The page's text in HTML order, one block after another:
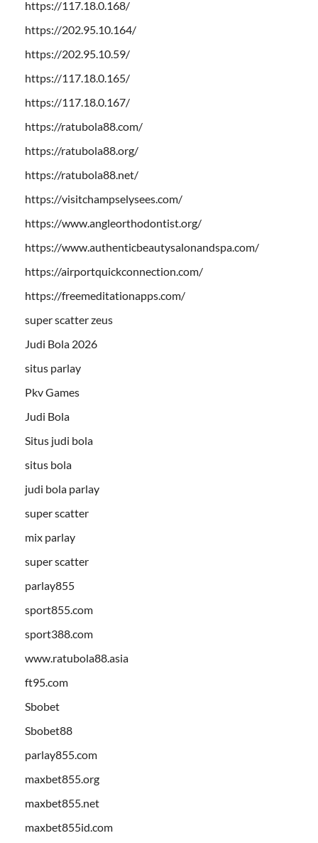
https://117.18.0.168/
https://202.95.10.164/
https://202.95.10.59/
https://117.18.0.165/
https://117.18.0.167/
https://ratubola88.com/
https://ratubola88.org/
https://ratubola88.net/
https://visitchampselysees.com/
https://www.angleorthodontist.org/
https://www.authenticbeautysalonandspa.com/
https://airportquickconnection.com/
https://freemeditationapps.com/
super scatter zeus
Judi Bola 2026
situs parlay
Pkv Games
Judi Bola
Situs judi bola
situs bola
judi bola parlay
super scatter
mix parlay
super scatter
parlay855
sport855.com
sport388.com
www.ratubola88.asia
ft95.com
Sbobet
Sbobet88
parlay855.com
maxbet855.org
maxbet855.net
maxbet855id.com